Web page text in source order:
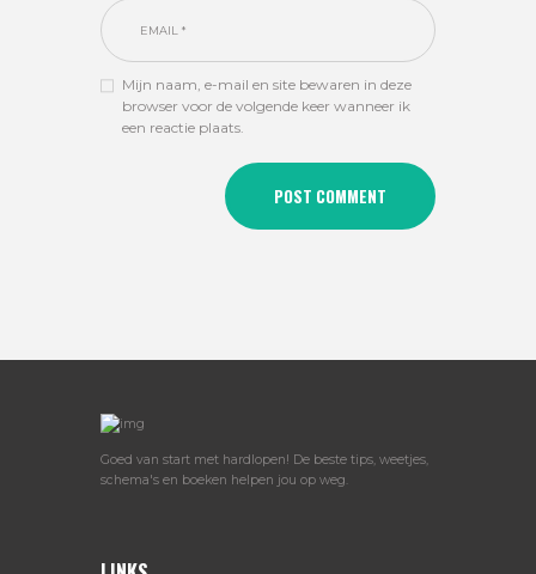
Mijn naam, e-mail en site bewaren in deze
browser voor de volgende keer wanneer ik
een reactie plaats.
Goed van start met hardlopen! De beste tips, weetjes,
schema's en boeken helpen jou op weg.